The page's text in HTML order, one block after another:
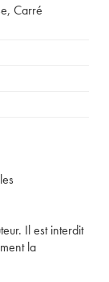
, Carré
Il est interdit
la